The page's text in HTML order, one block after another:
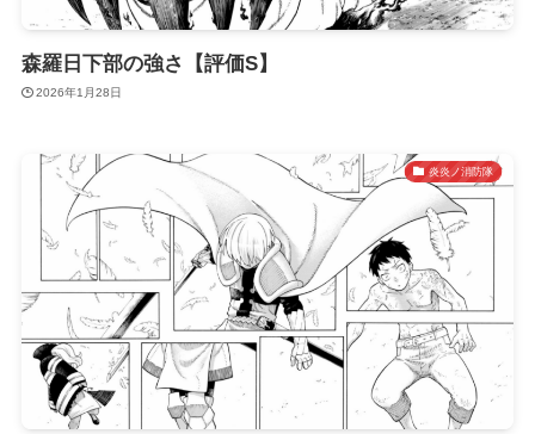
森羅日下部の強さ【評価S】
2026年1月28日
炎炎ノ消防隊